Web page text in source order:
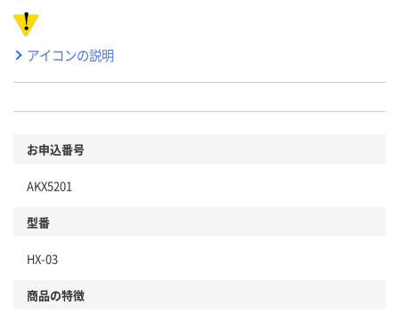
アイコンの説明
お申込番号
AKX5201
型番
HX-03
商品の特徴